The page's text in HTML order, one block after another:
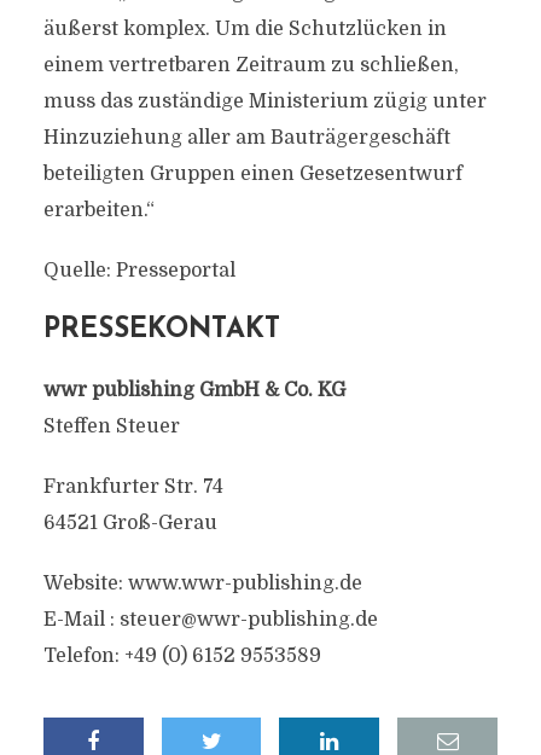
äußerst komplex. Um die Schutzlücken in
einem vertretbaren Zeitraum zu schließen,
muss das zuständige Ministerium zügig unter
Hinzuziehung aller am Bauträgergeschäft
beteiligten Gruppen einen Gesetzesentwurf
erarbeiten.“
Quelle: Presseportal
PRESSEKONTAKT
wwr publishing GmbH & Co. KG
Steffen Steuer
Frankfurter Str. 74
64521 Groß-Gerau
Website: www.wwr-publishing.de
E-Mail : steuer@wwr-publishing.de
Telefon: +49 (0) 6152 9553589